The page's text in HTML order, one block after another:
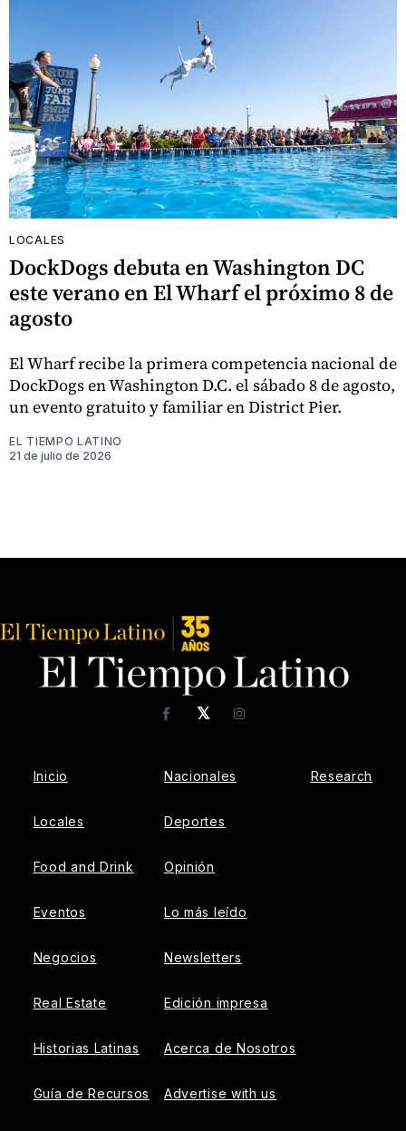
LOCALES
DockDogs debuta en Washington DC
este verano en El Wharf el próximo 8 de
agosto
El Wharf recibe la primera competencia nacional de
DockDogs en Washington D.C. el sábado 8 de agosto,
un evento gratuito y familiar en District Pier.
EL TIEMPO LATINO
21 de julio de 2026
𝕏
FacebookInstagram
Inicio
Locales
Food and Drink
Eventos
Negocios
Real Estate
Historias Latinas
Guía de Recursos
Nacionales
Deportes
Opinión
Lo más leído
Newsletters
Edición impresa
Acerca de Nosotros
Advertise with us
Research